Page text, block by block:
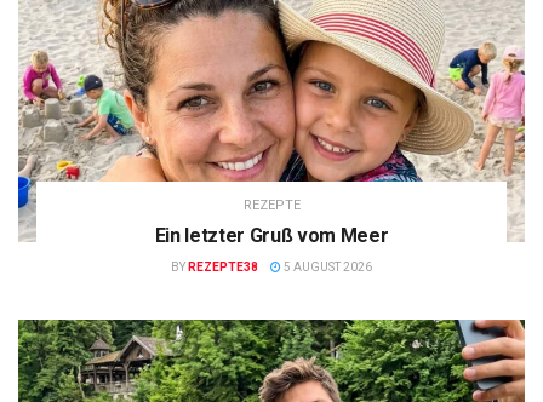
REZEPTE
Ein letzter Gruß vom Meer
BY REZEPTE38 5 AUGUST 2026